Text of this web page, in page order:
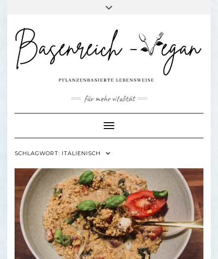
content
für mehr vitalität
Toggle Navigation
SCHLAGWORT: ITALIENISCH